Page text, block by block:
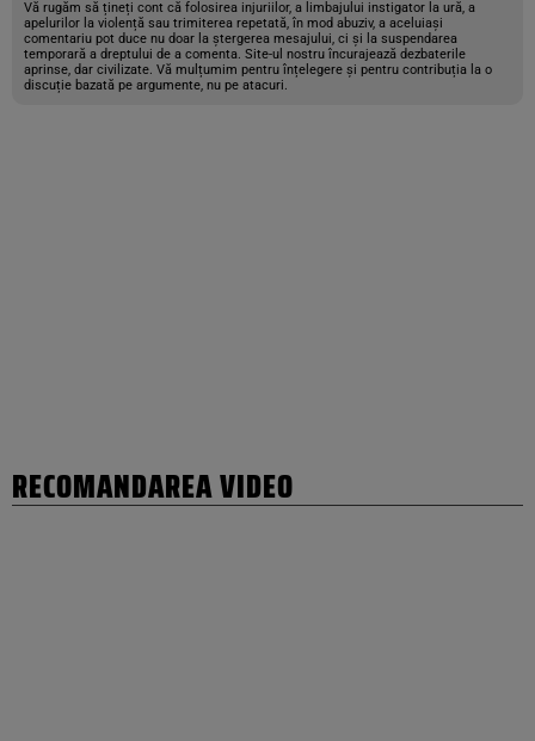
Vă rugăm să țineți cont că folosirea injuriilor, a limbajului instigator la ură, a
apelurilor la violență sau trimiterea repetată, în mod abuziv, a aceluiași
comentariu pot duce nu doar la ștergerea mesajului, ci și la suspendarea
temporară a dreptului de a comenta. Site-ul nostru încurajează dezbaterile
aprinse, dar civilizate. Vă mulțumim pentru înțelegere și pentru contribuția la o
discuție bazată pe argumente, nu pe atacuri.
RECOMANDAREA VIDEO